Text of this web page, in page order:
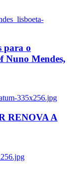
para o
Nuno Mendes,
335x256.jpg
RENOVA A